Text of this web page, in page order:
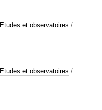
Etudes et observatoires /
Etudes et observatoires /